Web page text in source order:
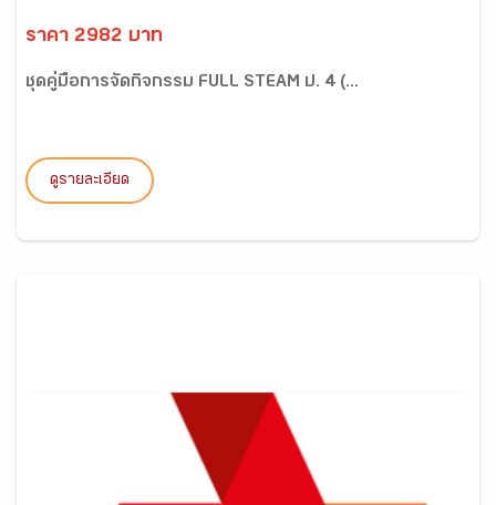
ราคา 2982 บาท
ชุดคู่มือการจัดกิจกรรม FULL STEAM ป. 4 (...
ดูรายละเอียด